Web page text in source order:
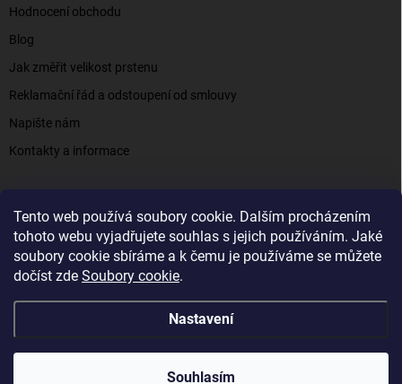
Tento web používá soubory cookie. Dalším procházením
tohoto webu vyjadřujete souhlas s jejich používáním. Jaké
soubory cookie sbíráme a k čemu je používáme se můžete
dočíst zde Soubory cookie.
Nastavení
Souhlasím
Hodnocení obchodu
Blog
Jak změřit velikost prstenu
Reklamační řád a odstoupení od smlouvy
Napište nám
Kontakty a informace
Elenys.cz - šperky, kterým věříte už od roku 2016
Vytvořil Shoptet